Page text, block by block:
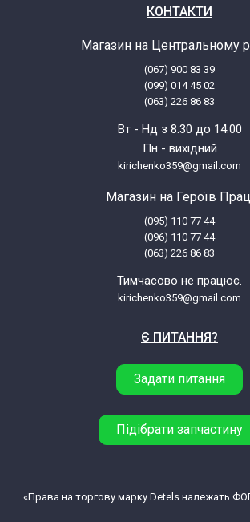
КОНТАКТИ
Магазин на Центральному
(067) 900 83 39
(099) 014 45 02
(063) 226 86 83
Вт - Нд з 8:30 до 14:00
Пн - вихідний
kirichenko359@gmail.com
Магазин на Героїв
(095) 110 77 44
(096) 110 77 44
(063) 226 86 83
Тимчасово не працює.
kirichenko359@gmail.com
Є ПИТАННЯ?
Задати питання
Підібрати запчастину
«Права на торгову марку Detels належать